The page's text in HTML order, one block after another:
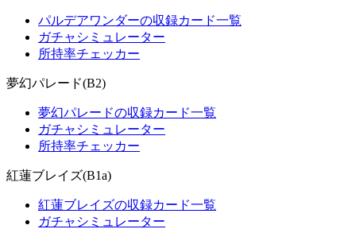
パルデアワンダーの収録カード一覧
ガチャシミュレーター
所持率チェッカー
夢幻パレード(B2)
夢幻パレードの収録カード一覧
ガチャシミュレーター
所持率チェッカー
紅蓮ブレイズ(B1a)
紅蓮ブレイズの収録カード一覧
ガチャシミュレーター